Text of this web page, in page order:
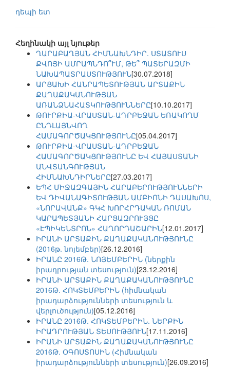
դեպի ետ
Հեղինակի այլ նյութեր
ՂԱՐԱԲԱՂՅԱՆ ՀԻՄՆԱԽՆԴԻՐ. ՍՏԱՏՈՒՍ
ՔՎՈՅԻ ԱՄՐԱՊՆԴՈ՞ՒՄ, ԹԵ՞ ՊԱՏԵՐԱԶՄԻ
ՆԱԽԱՊԱՏՐԱՍՏՈՒԹՅՈՒՆ[30.07.2018]
ԱՐՑԱԽԻ ՀԱՆՐԱՊԵՏՈՒԹՅԱՆ ԱՐՏԱՔԻՆ
ՔԱՂԱՔԱԿԱՆՈՒԹՅԱՆ
ԱՌԱՆՁՆԱՀԱՏԿՈՒԹՅՈՒՆՆԵՐԸ[10.10.2017]
ԹՈՒՐՔԻԱ-ՎՐԱՍՏԱՆ-ԱԴՐԲԵՋԱՆ ԵՌԱԿՈՂՄ
ԸՆԴԼԱՅՆՎՈՂ
ՀԱՄԱԳՈՐԾԱԿՑՈՒԹՅՈՒՆԸ[05.04.2017]
ԹՈՒՐՔԻԱ-ՎՐԱՍՏԱՆ-ԱԴՐԲԵՋԱՆ
ՀԱՄԱԳՈՐԾԱԿՑՈՒԹՅՈՒՆԸ ԵՎ ՀԱՅԱՍՏԱՆԻ
ԱՆՎՏԱՆԳՈՒԹՅԱՆ
ՀԻՄՆԱԽՆԴԻՐՆԵՐԸ[27.03.2017]
ԵՊՀ ՄԻՋԱԶԳԱՅԻՆ ՀԱՐԱԲԵՐՈՒԹՅՈՒՆՆԵՐԻ
ԵՎ ԴԻՎԱՆԱԳԻՏՈՒԹՅԱՆ ԱՄԲԻՈՆԻ ԴԱՍԱԽՈՍ,
«ՆՈՐԱՎԱՆՔ» ԳԿՀ ԽՈՐՀՐԴԱԿԱՆ ՌՈՄԱՆ
ԿԱՐԱՊԵՏՅԱՆԻ ՀԱՐՑԱԶՐՈՒՅՑԸ
«ԷՊԻԿԵՆՏՐՈՆ» ՀԱՂՈՐԴԱՇԱՐԻՆ[12.01.2017]
ԻՐԱՆԻ ԱՐՏԱՔԻՆ ՔԱՂԱՔԱԿԱՆՈՒԹՅՈՒՆԸ
(2016թ. նոյեմբեր)[26.12.2016]
ԻՐԱՆԸ 2016Թ. ՆՈՅԵՄԲԵՐԻՆ (ներքին
իրադրության տեսություն)[23.12.2016]
ԻՐԱՆԻ ԱՐՏԱՔԻՆ ՔԱՂԱՔԱԿԱՆՈՒԹՅՈՒՆԸ
2016Թ. ՀՈԿՏԵՄԲԵՐԻՆ (հիմնական
իրադարձությունների տեսություն և
վերլուծություն)[05.12.2016]
ԻՐԱՆԸ 2016Թ. ՀՈԿՏԵՄԲԵՐԻՆ. ՆԵՐՔԻՆ
ԻՐԱԴՐՈՒԹՅԱՆ ՏԵՍՈՒԹՅՈՒՆ[17.11.2016]
ԻՐԱՆԻ ԱՐՏԱՔԻՆ ՔԱՂԱՔԱԿԱՆՈՒԹՅՈՒՆԸ
2016Թ. ՕԳՈՍՏՈՍԻՆ (Հիմնական
իրադարձությունների տեսություն)[26.09.2016]